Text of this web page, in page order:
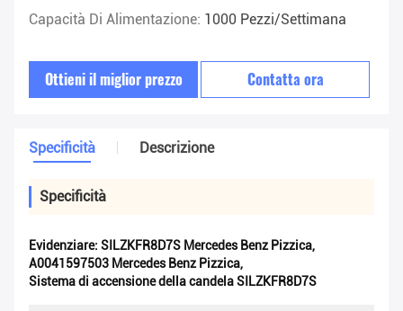
Capacità Di Alimentazione: 1000 Pezzi/settimana
Ottieni il miglior prezzo Contatta ora
Specificità Descrizione
Specificità
Evidenziare: SILZKFR8D7S Mercedes Benz Pizzica,
A0041597503 Mercedes Benz Pizzica,
Sistema di accensione della candela SILZKFR8D7S